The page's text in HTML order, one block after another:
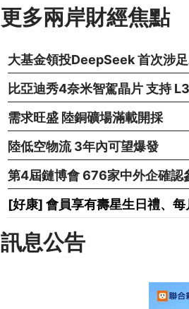
更多兩岸財經焦點
大基金領投DeepSeek 首次涉
比亞迪秀4奈米智駕晶片 支持
需求旺盛 陸銅礦場滿載開採
陸低空物流 3年內可望爆發
第4屆鏈博會 676家中外企確認
[好康] 會員享有壽星生日禮、
訊息公告